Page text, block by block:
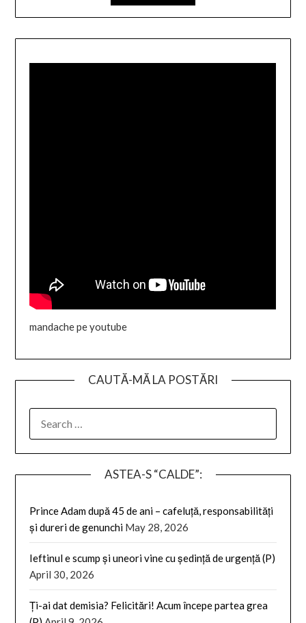
mandache pe youtube
CAUTĂ-MĂ LA POSTĂRI
FOR:
ASTEA-S “CALDE”:
Prince Adam după 45 de ani – cafeluță, responsabilități
și dureri de genunchi May 28, 2026
Ieftinul e scump și uneori vine cu ședință de urgență (P)
April 30, 2026
Ți-ai dat demisia? Felicitări! Acum începe partea grea